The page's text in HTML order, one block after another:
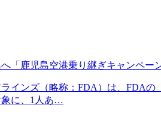
「鹿児島空港乗り継ぎキャンペー
インズ（略称：FDA）は、FDA
象に、1人あ…